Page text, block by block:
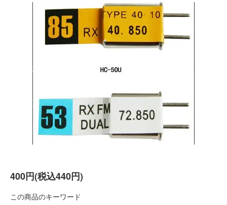
400円(税込440円)
この商品のキーワード